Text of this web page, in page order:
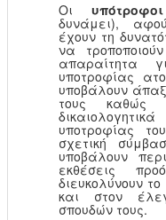
Οι υπότροφοι
δυνάμει),
έχουν τη
να
απαραίτητα
υποτροφίας
υποβάλουν
τους καθώς
υποτροφίας
σχετική
υποβάλουν
εκθέσεις
διευκολύνουν
και στον
σπουδών τους.